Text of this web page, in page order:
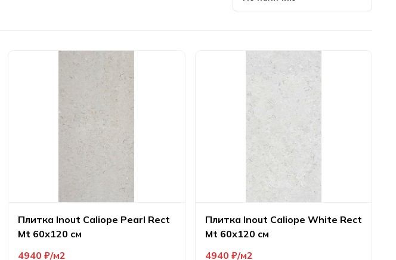
Плитка Inout Caliope Pearl Rect
Mt 60х120 см
4940₽ м2
Плитка Inout Caliope White Rect
Mt 60х120 см
4940 ₽ м2